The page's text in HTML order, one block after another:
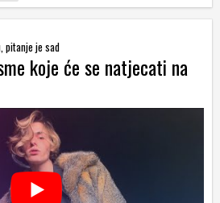
pitanje je sad
koje će se natjecati na